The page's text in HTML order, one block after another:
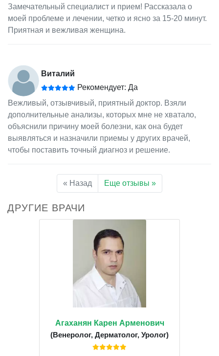
Замечательный специалист и прием! Рассказала о
моей проблеме и лечении, четко и ясно за 15-20 минут.
Приятная и вежливая женщина.
Виталий
Рекомендует: Да
Вежливый, отзывчивый, приятный доктор. Взяли
дополнительные анализы, которых мне не хватало,
объяснили причину моей болезни, как она будет
выявляться и назначили приемы у других врачей,
чтобы поставить точный диагноз и решение.
« Назад Еще отзывы »
ДРУГИЕ ВРАЧИ
Агаханян Карен Арменович
(Венеролог, Дерматолог, Уролог)